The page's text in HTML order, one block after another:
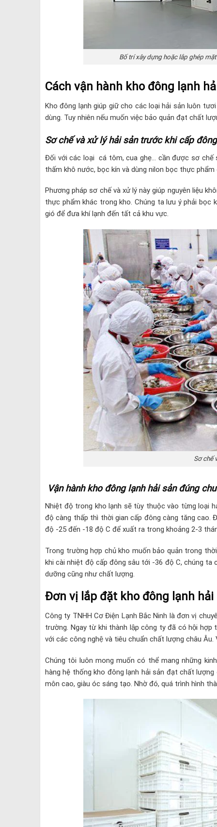
Bố trí xây dựng hoặc lắp ghép
Cách vận hành kho đông lạnh
Kho đông lạnh giúp giữ cho các loại hải sản luôn
dùng. Tuy nhiên nếu muốn việc bảo quản đạt chất
Sơ chế và xử lý hải sản trước khi cấp đông
Đối với các loại cá tôm, cua ghẹ… cần được sơ chế
thấm khô nước, bọc kín và dùng nilon bọc thực
Phương pháp sơ chế và xử lý này giúp nguyên liệu
thực phẩm khác trong kho. Chúng ta lưu ý phải
gió để đưa khí lạnh đến tất cả khu vực.
Sơ chế
Vận hành kho đông lạnh hải sản đúng
Nhiệt độ trong kho lạnh sẽ tùy thuộc vào từng loại
độ càng thấp thì thời gian cấp đông càng tăng cao.
độ -25 đến -18 độ C để xuất ra trong khoảng 2-3
Trong trường hợp chủ kho muốn bảo quản trong
khi cài nhiệt độ cấp đông sâu tới -36 độ C, chúng
dưỡng cũng như chất lượng.
Đơn vị lắp đặt kho đông lạnh
Công ty TNHH Cơ Điện Lạnh Bắc Ninh là đơn vị
trường. Ngay từ khi thành lập công ty đã có hội
với các công nghệ và tiêu chuẩn chất lượng châu
Chúng tôi luôn mong muốn có thể mang những
hàng hệ thống kho đông lạnh hải sản đạt chất
môn cao, giàu óc sáng tạo. Nhờ đó, quá trình hình